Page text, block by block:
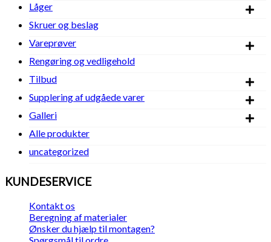
Låger
Skruer og beslag
Vareprøver
Rengøring og vedligehold
Tilbud
Supplering af udgåede varer
Galleri
Alle produkter
uncategorized
KUNDESERVICE
Kontakt os
Beregning af materialer
Ønsker du hjælp til montagen?
Spørgsmål til ordre